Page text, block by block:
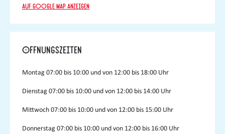
Auf Google Map anzeigen
Öffnungszeiten
Montag 07:00 bis 10:00 und von 12:00 bis 18:00 Uhr
Dienstag 07:00 bis 10:00 und von 12:00 bis 14:00 Uhr
Mittwoch07:00 bis 10:00 und von 12:00 bis 15:00 Uhr
Donnerstag 07:00 bis 10:00 und von 12:00 bis 16:00 Uhr